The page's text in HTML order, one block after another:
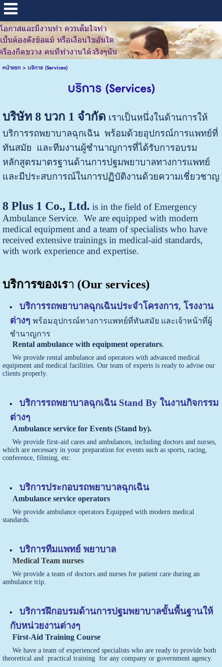
หน้าแรก> บริการ (Services)
บริการ (Services)
บริษัท 8 บวก 1 จำกัด เราเป็นหนึ่งในด้านการให้
บริการรถพยาบาลฉุกเฉิน พร้อมด้วยอุปกรณ์การแพทย์ที่
ทันสมัย และทีมงานผู้ชำนาญการที่ได้รับการอบรม
หลักสูตรมาตรฐานด้านการปฐมพยาบาลทางการแพทย์
และมีประสบการณ์ในการปฏิบัติงานด้วยความเชี่ยวชาญ
8 Plus 1 Co., Ltd. is in the field of Emergency
Ambulance Service. We are equipped with modern
medical equipment and a team of specialists who have
received extensive trainings in medical-aid standards,
with work experience and expertise.
บริการของเรา (Our services)
บริการรถพยาบาลฉุกเฉินประจำโครงการ, โรงงาน
ต่างๆ พร้อมอุปกรณ์ทางการแพทย์ที่ทันสมัย และเจ้าหน้าที่ผู้
ชำนาญการ
Rental ambulance with equipment operators.
We provide rental ambulance and operators with advanced medical
equipment and medical facilities. Our team of experts is ready to advise our
clients properly.
บริการรถพยาบาลฉุกเฉิน Stand By ในงานกิจกรรม
ต่างๆ
Ambulance service for Events (Stand by).
We provide first-aid cares and ambulances, including doctors and nurses,
which are necessary in your preparation for events such as sports, racing,
conference, filming, etc.
บริการประกอบรถพยาบาลฉุกเฉิน
Ambulance service operators
We provide ambulance operators Equipped with modern medical
standards.
บริการทีมแพทย์ พยาบาล
Medical Team nurses
We provide a team of doctors and nurses for patient care during an
ambulance trip.
บริการฝึกอบรมด้านการปฐมพยาบาลขั้นพื้นฐานให้
กับหน่วยงานต่างๆ
First-Aid Training Course
We have a team of experienced specialists who are ready to provide both
theoretical and practical training for any company or government agency.